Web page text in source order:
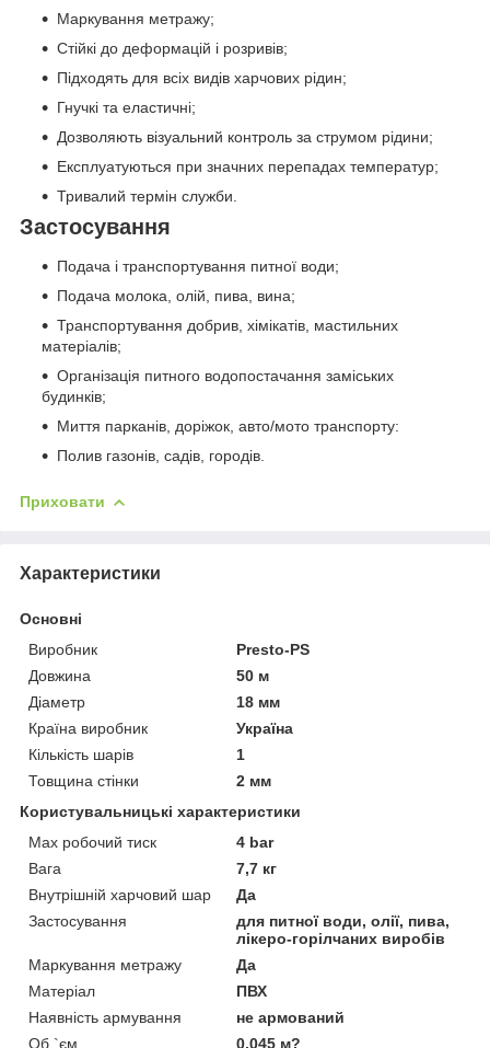
Маркування метражу;
Стійкі до деформацій і розривів;
Підходять для всіх видів харчових рідин;
Гнучкі та еластичні;
Дозволяють візуальний контроль за струмом рідини;
Експлуатуються при значних перепадах температур;
Тривалий термін служби.
Застосування
Подача і транспортування питної води;
Подача молока, олій, пива, вина;
Транспортування добрив, хімікатів, мастильних
матеріалів;
Організація питного водопостачання заміських
будинків;
Миття парканів, доріжок, авто/мото транспорту:
Полив газонів, садів, городів.
Приховати
Характеристики
Основні
Виробник
Presto-PS
Довжина
50 м
Діаметр
18 мм
Країна виробник
Україна
Кількість шарів
1
Товщина стінки
2 мм
Користувальницькі характеристики
Max робочий тиск
4 bar
Вага
7,7 кг
Внутрішній харчовий шар
Да
Застосування
для питної води, олії, пива,
лікеро-горілчаних виробів
Маркування метражу
Да
Матеріал
ПВХ
Наявність армування
не армований
Об `єм
0,045 м?